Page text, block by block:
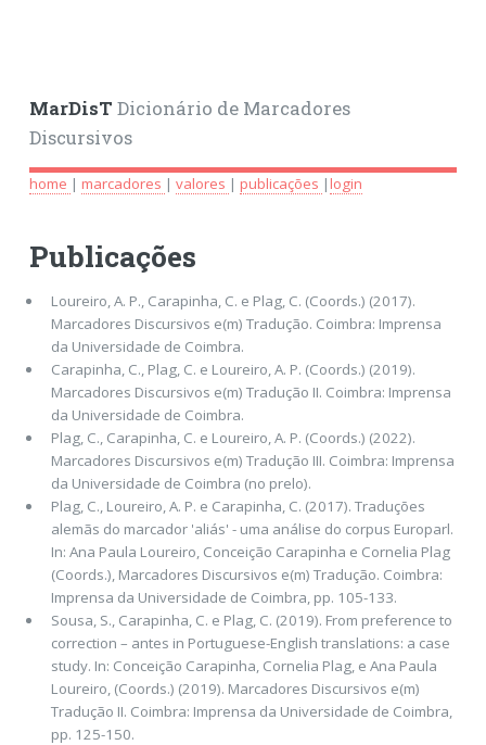
MarDisT Dicionário de Marcadores
Discursivos
home | marcadores | valores | publicações |login
Publicações
Loureiro, A. P., Carapinha, C. e Plag, C. (Coords.) (2017).
Marcadores Discursivos e(m) Tradução. Coimbra: Imprensa
da Universidade de Coimbra.
Carapinha, C., Plag, C. e Loureiro, A. P. (Coords.) (2019).
Marcadores Discursivos e(m) Tradução II. Coimbra: Imprensa
da Universidade de Coimbra.
Plag, C., Carapinha, C. e Loureiro, A. P. (Coords.) (2022).
Marcadores Discursivos e(m) Tradução III. Coimbra: Imprensa
da Universidade de Coimbra (no prelo).
Plag, C., Loureiro, A. P. e Carapinha, C. (2017). Traduções
alemãs do marcador 'aliás' - uma análise do corpus Europarl.
In: Ana Paula Loureiro, Conceição Carapinha e Cornelia Plag
(Coords.), Marcadores Discursivos e(m) Tradução. Coimbra:
Imprensa da Universidade de Coimbra, pp. 105-133.
Sousa, S., Carapinha, C. e Plag, C. (2019). From preference to
correction – antes in Portuguese-English translations: a case
study. In: Conceição Carapinha, Cornelia Plag, e Ana Paula
Loureiro, (Coords.) (2019). Marcadores Discursivos e(m)
Tradução II. Coimbra: Imprensa da Universidade de Coimbra,
pp. 125-150.